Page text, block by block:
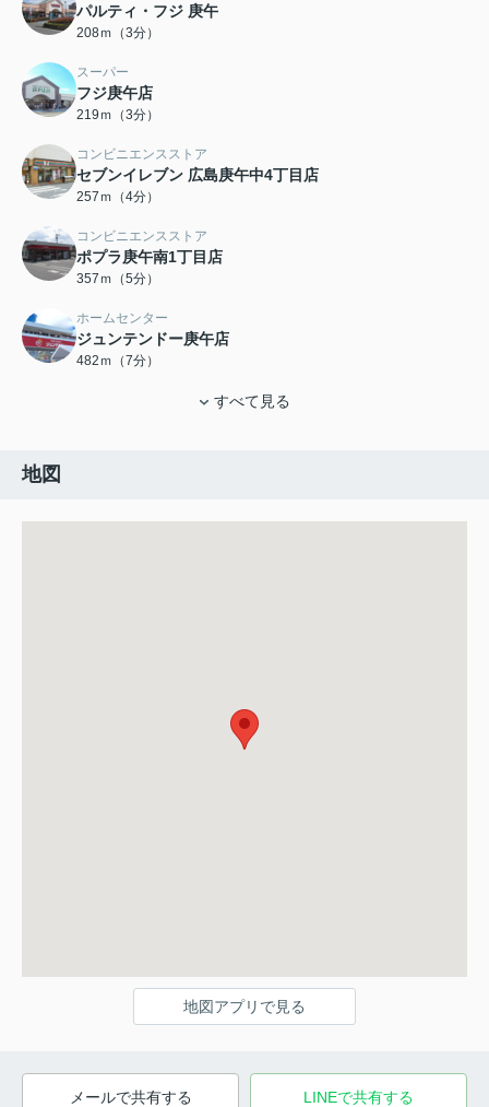
パルティ・フジ 庚午
208ｍ（3分）
スーパー
フジ庚午店
219ｍ（3分）
コンビニエンスストア
セブンイレブン 広島庚午中4丁目店
257ｍ（4分）
コンビニエンスストア
ポプラ庚午南1丁目店
357ｍ（5分）
ホームセンター
ジュンテンドー庚午店
482ｍ（7分）
すべて見る
地図
地図アプリで見る
メールで共有する LINEで共有する